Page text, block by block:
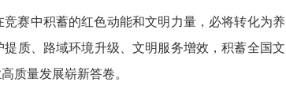
赛中积蓄的红色动能和文明力量，必将转化为养
质、路域环境升级、文明服务增效，积蓄全国文
质量发展崭新答卷。